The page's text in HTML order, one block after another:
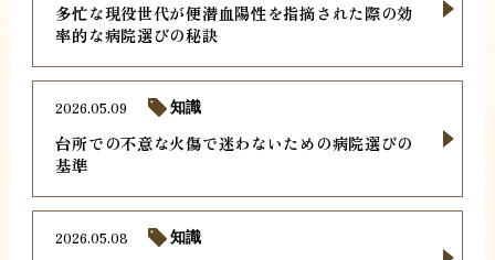
多忙な現役世代が便潜血陽性を指摘された際の効
率的な病院選びの秘訣
台所での不意な火傷で迷わないための病院選びの
基準
2026.05.09 知識
2026.05.08 知識